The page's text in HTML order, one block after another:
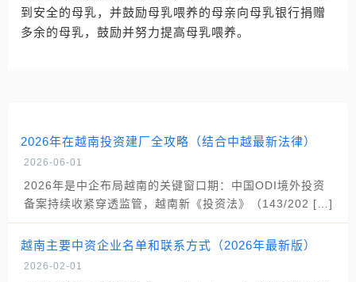
到安全的母乳，并鼓励母乳喂养的母亲向母乳银行捐赠
多余的母乳，鼓励并努力提高母乳喂养。
2026年在越南投资建厂全攻略（结合中越最新法律）
2026-06-01
2026年是中企布局越南的关键窗口期：中国ODI境外投资
备案持续收紧穿透监管，越南新《投资法》（143/202 […]
越南主要中资企业名单和联系方式（2026年最新版）
2026-02-01